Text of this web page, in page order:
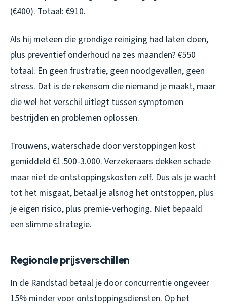
(€400). Totaal: €910.
Als hij meteen die grondige reiniging had laten doen,
plus preventief onderhoud na zes maanden? €550
totaal. En geen frustratie, geen noodgevallen, geen
stress. Dat is de rekensom die niemand je maakt, maar
die wel het verschil uitlegt tussen symptomen
bestrijden en problemen oplossen.
Trouwens, waterschade door verstoppingen kost
gemiddeld €1.500-3.000. Verzekeraars dekken schade
maar niet de ontstoppingskosten zelf. Dus als je wacht
tot het misgaat, betaal je alsnog het ontstoppen, plus
je eigen risico, plus premie-verhoging. Niet bepaald
een slimme strategie.
Regionale prijsverschillen
In de Randstad betaal je door concurrentie ongeveer
15% minder voor ontstoppingsdiensten. Op het